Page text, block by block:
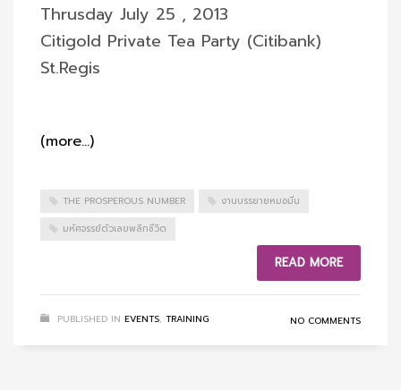
Thrusday July 25 , 2013
Citigold Private Tea Party (Citibank)
St.Regis
(more…)
THE PROSPEROUS NUMBER งานบรรยายหมอมีน
มหัศจรรย์ตัวเลขพลิกชีวิต
READ MORE
PUBLISHED IN EVENTS, TRAINING NO COMMENTS